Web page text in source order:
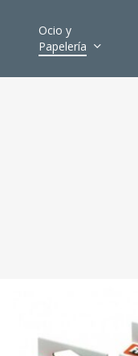
Ocio y
Papelería